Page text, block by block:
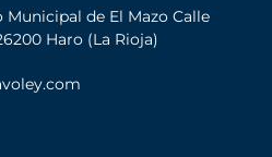
Municipal de El Mazo Calle
Haro (La Rioja)